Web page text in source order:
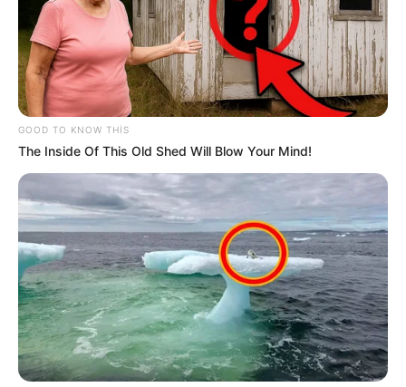
118 0 1
16:31 / 05 Avqust 2026 SİYASƏT
Sosial şəbəkələrdə valideyn nəzarəti
məcburi olacaq
99 0 0
GOOD TO KNOW THIS
The Inside Of This Old Shed Will Blow Your Mind!